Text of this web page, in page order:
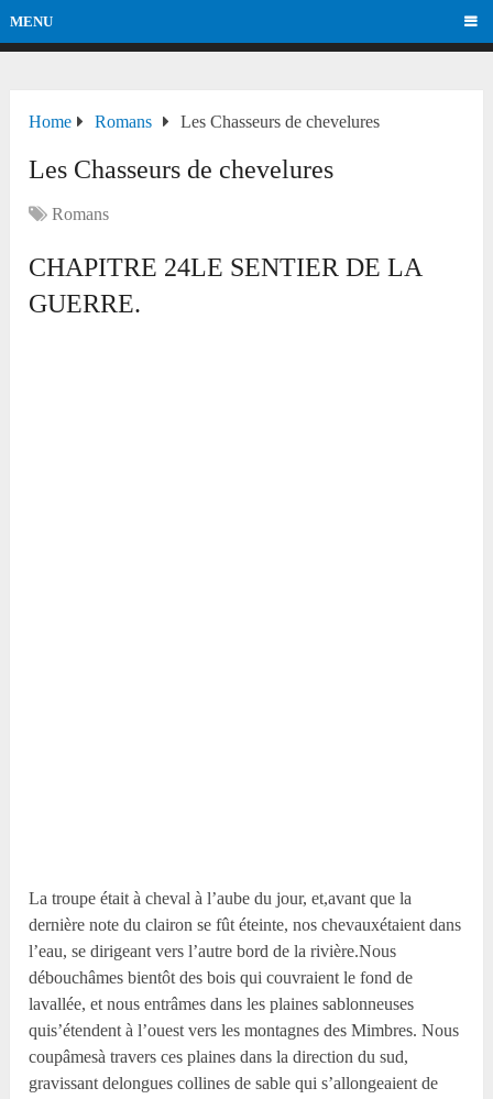
MENU
Home Romans Les Chasseurs de chevelures
Les Chasseurs de chevelures
Romans
CHAPITRE 24LE SENTIER DE LA
GUERRE.
La troupe était à cheval à l’aube du jour, et,avant que la
dernière note du clairon se fût éteinte, nos chevauxétaient dans
l’eau, se dirigeant vers l’autre bord de la rivière.Nous
débouchâmes bientôt des bois qui couvraient le fond de
lavallée, et nous entrâmes dans les plaines sablonneuses
quis’étendent à l’ouest vers les montagnes des Mimbres. Nous
coupâmesà travers ces plaines dans la direction du sud,
gravissant delongues collines de sable qui s’allongeaient de